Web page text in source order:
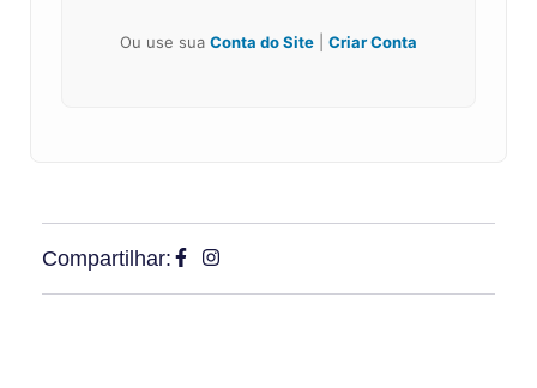
Ou use sua Conta do Site Criar Conta
Compartilhar: